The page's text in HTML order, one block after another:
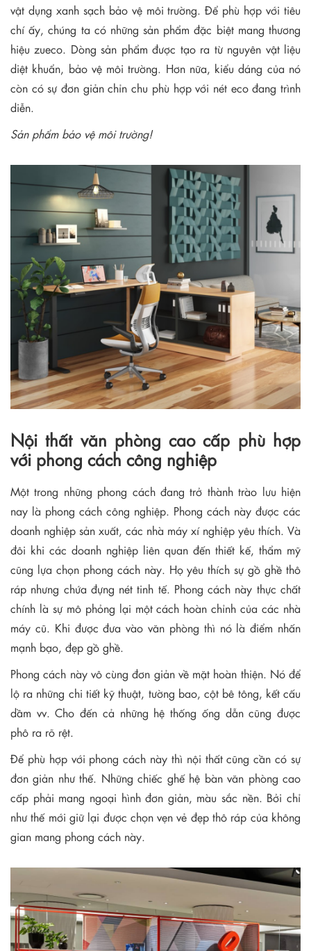
vật dụng xanh sạch bảo vệ môi trường. Để phù hợp với tiêu
chí ấy, chúng ta có những sản phẩm đặc biệt mang thương
hiệu zueco. Dòng sản phẩm được tạo ra từ nguyên vật liệu
diệt khuẩn, bảo vệ môi trường. Hơn nữa, kiểu dáng của nó
còn có sự đơn giản chỉn chu phù hợp với nét eco đang trình
diễn.
Sản phẩm bảo vệ môi trường!
Nội thất văn phòng cao cấp phù hợp
với phong cách công nghiệp
Một trong những phong cách đang trở thành trào lưu hiện
nay là phong cách công nghiệp. Phong cách này được các
doanh nghiệp sản xuất, các nhà máy xí nghiệp yêu thích. Và
đôi khi các doanh nghiệp liên quan đến thiết kế, thẩm mỹ
cũng lựa chọn phong cách này. Họ yêu thích sự gồ ghề thô
ráp nhưng chứa đựng nét tinh tế. Phong cách này thực chất
chính là sự mô phỏng lại một cách hoàn chỉnh của các nhà
máy cũ. Khi được đưa vào văn phòng thì nó là điểm nhấn
mạnh bạo, đẹp gồ ghề.
Phong cách này vô cùng đơn giản về mặt hoàn thiện. Nó để
lộ ra những chi tiết kỹ thuật, tường bao, cột bê tông, kết cấu
dầm vv. Cho đến cả những hệ thống ống dẫn cũng được
phô ra rõ rệt.
Để phù hợp với phong cách này thì nội thất cũng cần có sự
đơn giản như thế. Những chiếc ghế hệ bàn văn phòng cao
cấp phải mang ngoại hình đơn giản, màu sắc nền. Bởi chỉ
như thế mới giữ lại được chọn vẹn vẻ đẹp thô ráp của không
gian mang phong cách này.